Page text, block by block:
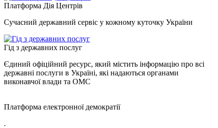
Платформа Дія Центрів
Сучасний державний сервіс у кожному куточку України
Гід з державних послуг
Єдиний офіційний ресурс, який містить інформацію про всі
державні послуги в Україні, які надаються органами
виконавчої влади та ОМС
Платформа електронної демократії
.